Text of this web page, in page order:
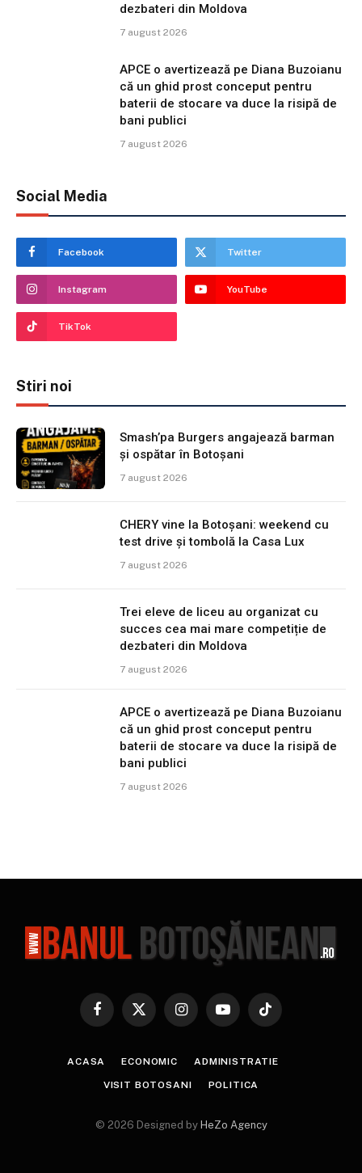
dezbateri din Moldova
7 august 2026
APCE o avertizează pe Diana Buzoianu
că un ghid prost conceput pentru
baterii de stocare va duce la risipă de
bani publici
7 august 2026
Social Media
Facebook Twitter
Instagram YouTube
TikTok
Stiri noi
Smash’pa Burgers angajează barman
și ospătar în Botoșani
7 august 2026
CHERY vine la Botoșani: weekend cu
test drive și tombolă la Casa Lux
7 august 2026
Trei eleve de liceu au organizat cu
succes cea mai mare competiție de
dezbateri din Moldova
7 august 2026
APCE o avertizează pe Diana Buzoianu
că un ghid prost conceput pentru
baterii de stocare va duce la risipă de
bani publici
7 august 2026
Facebook
X
InstagramYouTubeTikTok
ACASA ECONOMIC ADMINISTRATIE
VISIT BOTOSANI POLITICA
© 2026 Designed by HeZo Agency